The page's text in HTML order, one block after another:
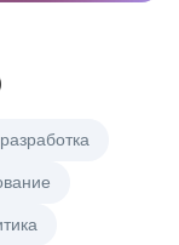
разработка